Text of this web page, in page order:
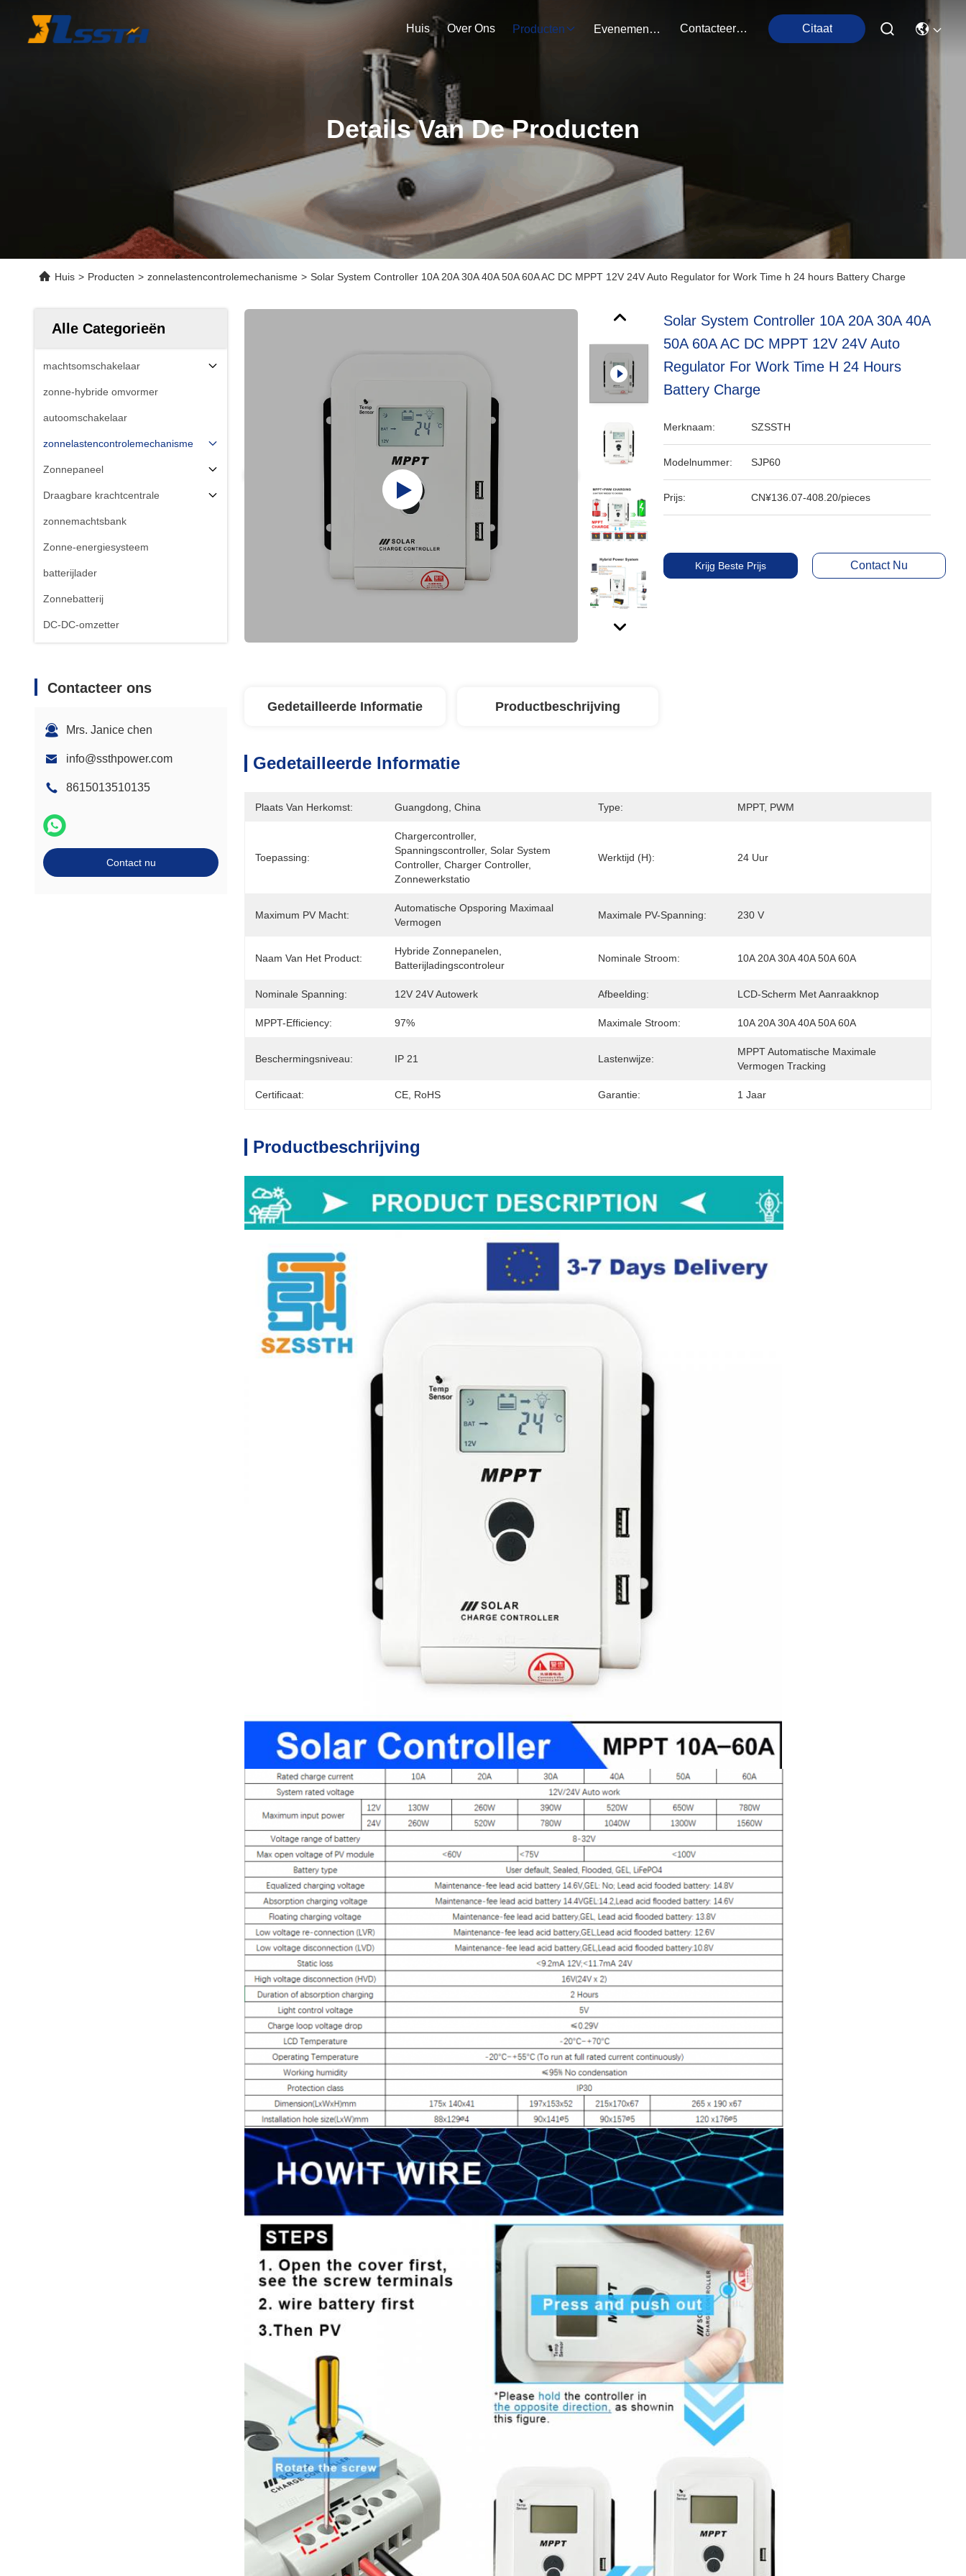
Huis Over Ons Producten Evenementen Contacteer Ons Citaat
Details Van De Producten
Huis > Producten > zonnelastencontrolemechanisme > Solar System Controller 10A 20A 30A 40A 50A 60A AC DC MPPT 12V 24V Auto Regulator for Work Time h 24 hours Battery Charge
Alle Categorieën
machtsomschakelaar
zonne-hybride omvormer
autoomschakelaar
zonnelastencontrolemechanisme
Zonnepaneel
Draagbare krachtcentrale
zonnemachtsbank
Zonne-energiesysteem
batterijlader
Zonnebatterij
DC-DC-omzetter
Contacteer ons
Mrs. Janice chen
info@ssthpower.com
8615013510135
Contact nu
Solar System Controller 10A 20A 30A 40A
50A 60A AC DC MPPT 12V 24V Auto
Regulator For Work Time H 24 Hours
Battery Charge
Merknaam: SZSSTH
Modelnummer: SJP60
Prijs: CN¥136.07-408.20/pieces
Krijg Beste Prijs Contact Nu
Gedetailleerde Informatie Productbeschrijving
Gedetailleerde Informatie
Plaats Van Herkomst: Guangdong, China Type: MPPT, PWM
Toepassing:
Chargercontroller,
Spanningscontroller, Solar System
Controller, Charger Controller,
Zonnewerkstatio
Werktijd (h): 24 Uur
Maximum PV Macht:
Automatische Opsporing Maximaal
Vermogen
Maximale PV-Spanning: 230 V
Naam Van Het Product:
Hybride Zonnepanelen,
Batterijladingscontroleur
Nominale Stroom: 10A 20A 30A 40A 50A 60A
Nominale Spanning: 12V 24V Autowerk Afbeelding: LCD-Scherm Met Aanraakknop
MPPT-Efficiency: 97% Maximale Stroom: 10A 20A 30A 40A 50A 60A
Beschermingsniveau: IP 21 Lastenwijze:
MPPT Automatische Maximale
Vermogen Tracking
Certificaat: CE, RoHS Garantie: 1 Jaar
Productbeschrijving